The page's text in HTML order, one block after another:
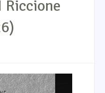
Riccione